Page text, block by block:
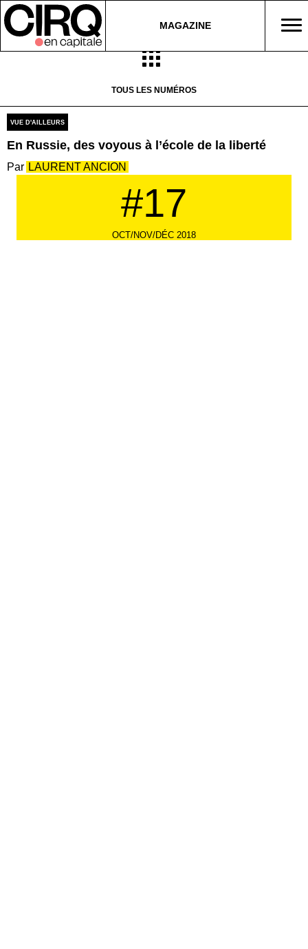
MAGAZINE
TOUS LES NUMÉROS
VUE D'AILLEURS
En Russie, des voyous à l’école de la liberté
LAURENT ANCION
#17
OCT/NOV/DÉC 2018